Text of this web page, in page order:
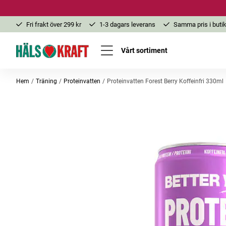
Fri frakt över 299 kr 1-3 dagars leverans Samma pris i
Vårt sortiment
Hem Träning Proteinvatten Proteinvatten Forest Berry Koffeinfri 330ml
-48%